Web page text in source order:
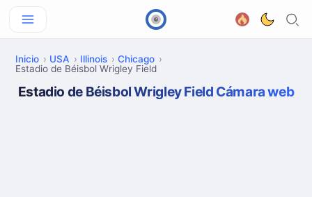
Inicio USA Illinois
Chicago
Estadio de Béisbol Wrigley Field
Estadio de Béisbol Wrigley Field Cámara web